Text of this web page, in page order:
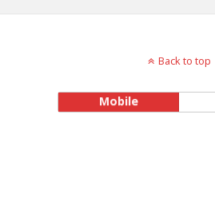
Back to top
Mobile